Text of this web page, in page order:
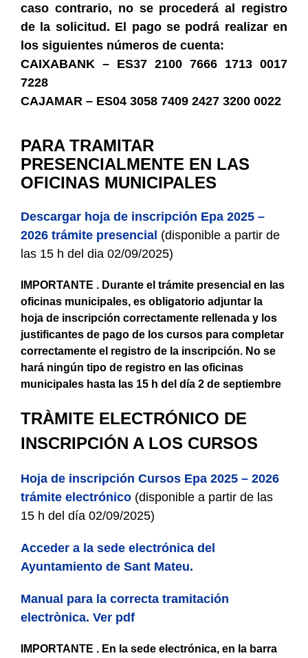
caso contrario, no se procederá al registro
de la solicitud. El pago se podrá realizar en
los siguientes números de cuenta:
CAIXABANK – ES37 2100 7666 1713 0017
7228
CAJAMAR – ES04 3058 7409 2427 3200 0022
PARA TRAMITAR
PRESENCIALMENTE EN LAS
OFICINAS MUNICIPALES
Descargar hoja de inscripción Epa 2025 –
2026 trámite presencial (disponible a partir de
las 15 h del dia 02/09/2025)
IMPORTANTE . Durante el trámite presencial en las
oficinas municipales, es obligatorio adjuntar la
hoja de inscripción correctamente rellenada y los
justificantes de pago de los cursos para completar
correctamente el registro de la inscripción. No se
hará ningún tipo de registro en las oficinas
municipales hasta las 15 h del día 2 de septiembre
TRÀMITE ELECTRÓNICO DE
INSCRIPCIÓN A LOS CURSOS
Hoja de inscripción Cursos Epa 2025 – 2026
trámite electrónico (disponible a partir de las
15 h del día 02/09/2025)
Acceder a la sede electrónica del
Ayuntamiento de Sant Mateu.
Manual para la correcta tramitación
electrònica. Ver pdf
IMPORTANTE . En la sede electrónica, en la barra